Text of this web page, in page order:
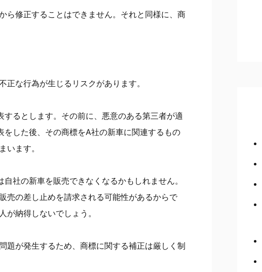
ら修正することはできません。それと同様に、商
な行為が生じるリスクがあります。
るとします。その前に、悪意のある第三者が適
した後、その商標をA社の新車に関連するもの
います。
社の新車を販売できなくなるかもしれません。
売の差し止めを請求される可能性があるからで
が納得しないでしょう。
題が発生するため、商標に関する補正は厳しく制